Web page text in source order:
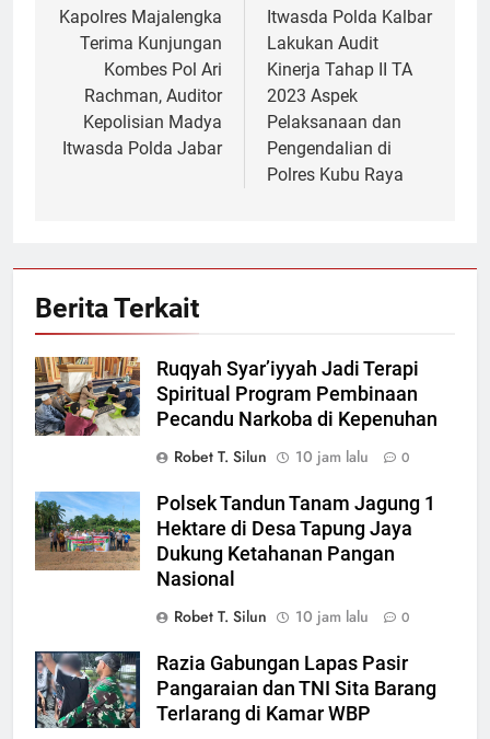
pos
Kapolres Majalengka
Terima Kunjungan
Kombes Pol Ari
Rachman, Auditor
Kepolisian Madya
Itwasda Polda Jabar
Itwasda Polda Kalbar
Lakukan Audit
Kinerja Tahap II TA
2023 Aspek
Pelaksanaan dan
Pengendalian di
Polres Kubu Raya
Berita Terkait
Ruqyah Syar’iyyah Jadi Terapi
Spiritual Program Pembinaan
Pecandu Narkoba di Kepenuhan
Robet T. Silun
10 jam lalu 0
Polsek Tandun Tanam Jagung 1
Hektare di Desa Tapung Jaya
Dukung Ketahanan Pangan
Nasional
Robet T. Silun
10 jam lalu 0
Razia Gabungan Lapas Pasir
Pangaraian dan TNI Sita Barang
Terlarang di Kamar WBP